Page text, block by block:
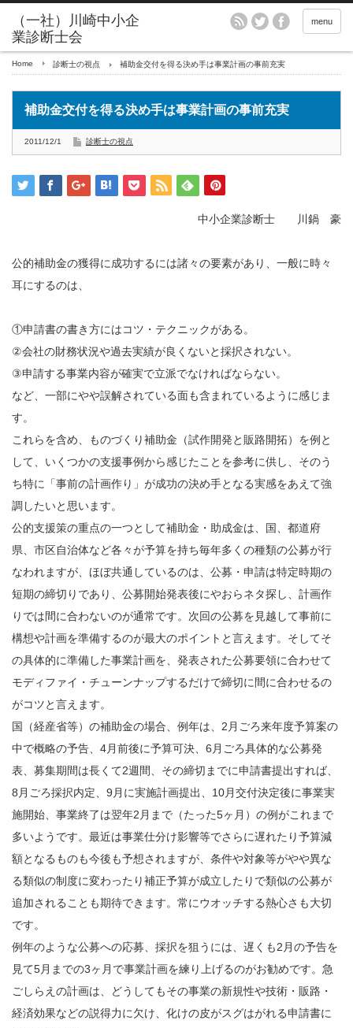
menu
Home 診断士の視点 補助金交付を得る決め手は事業計画の事前充実
補助金交付を得る決め手は事業計画の事前充実
2011/12/1 診断士の視点
中小企業診断士 川鍋 豪
公的補助金の獲得に成功するには諸々の要素があり、一般に時々
耳にするのは、
①申請書の書き方にはコツ・テクニックがある。
②会社の財務状況や過去実績が良くないと採択されない。
③申請する事業内容が確実で立派でなければならない。
など、一部にやや誤解されている面も含まれているように感じま
す。
これらを含め、ものづくり補助金（試作開発と販路開拓）を例と
して、いくつかの支援事例から感じたことを参考に供し、そのう
ち特に「事前の計画作り」が成功の決め手となる実感をあえて強
調したいと思います。
公的支援策の重点の一つとして補助金・助成金は、国、都道府
県、市区自治体など各々が予算を持ち毎年多くの種類の公募が行
なわれますが、ほぼ共通しているのは、公募・申請は特定時期の
短期の締切りであり、公募開始発表後にやおらネタ探し、計画作
りでは間に合わないのが通常です。次回の公募を見越して事前に
構想や計画を準備するのが最大のポイントと言えます。そしてそ
の具体的に準備した事業計画を、発表された公募要領に合わせて
モディファイ・チューンナップするだけで締切に間に合わせるの
がコツと言えます。
国（経産省等）の補助金の場合、例年は、2月ごろ来年度予算案の
中で概略の予告、4月前後に予算可決、6月ごろ具体的な公募発
表、募集期間は長くて2週間、その締切までに申請書提出すれば、
8月ごろ採択内定、9月に実施計画提出、10月交付決定後に事業実
施開始、事業終了は翌年2月まで（たった5ヶ月）の例がこれまで
多いようです。最近は事業仕分け影響等でさらに遅れたり予算減
額となるものも今後も予想されますが、条件や対象等がやや異な
る類似の制度に変わったり補正予算が成立したりで類似の公募が
追加されることも期待できます。常にウオッチする熱心さも大切
です。
例年のような公募への応募、採択を狙うには、遅くも2月の予告を
見て5月までの3ヶ月で事業計画を練り上げるのがお勧めです。急
ごしらえの計画は、どうしてもその事業の新規性や技術・販路・
経済効果などの説得力に欠け、化けの皮がスグはがれる申請書に